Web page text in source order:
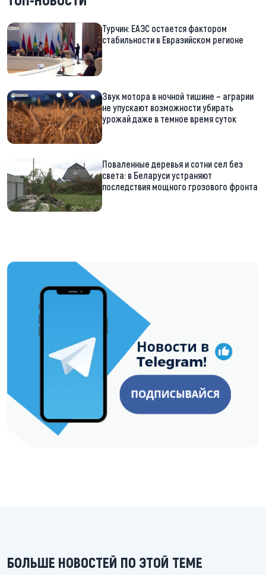
Турчин: ЕАЭС остается фактором
стабильности в Евразийском регионе
Звук мотора в ночной тишине – аграрии
не упускают возможности убирать
урожай даже в темное время суток
Поваленные деревья и сотни сел без
света: в Беларуси устраняют
последствия мощного грозового фронта
https://t.me/minskctvby
БОЛЬШЕ НОВОСТЕЙ ПО ЭТОЙ ТЕМЕ